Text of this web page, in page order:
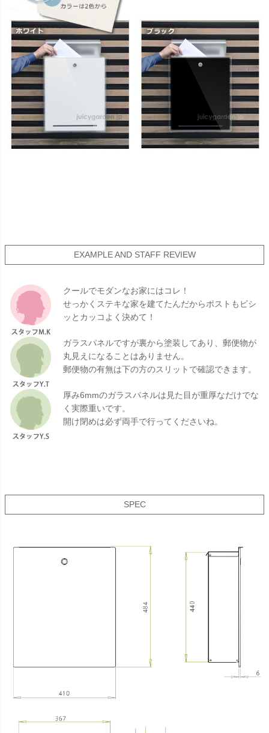
EXAMPLE AND STAFF REVIEW
クールでモダンなお家にはコレ！
せっかくステキな家を建てたんだからポストもビシ
ッとカッコよく決めて！
ガラスパネルですが裏から塗装してあり、郵便物が
丸見えになることはありません。
郵便物の有無は下の方のスリットで確認できます。
厚み6mmのガラスパネルは見た目が重厚なだけでな
く実際重いです。
開け閉めは必ず両手で行ってくださいね。
SPEC